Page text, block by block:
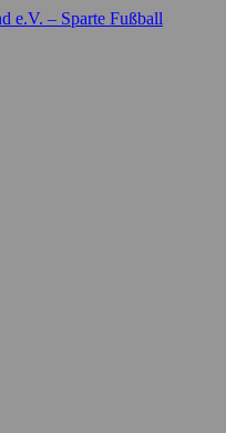
– Sparte Fußball